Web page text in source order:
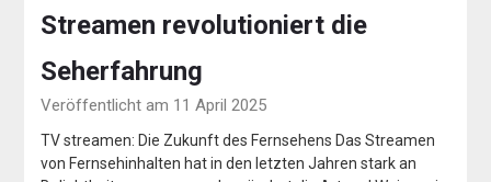
Streamen revolutioniert die
Seherfahrung
Veröffentlicht am 11 April 2025
TV streamen: Die Zukunft des Fernsehens Das Streamen
von Fernsehinhalten hat in den letzten Jahren stark an